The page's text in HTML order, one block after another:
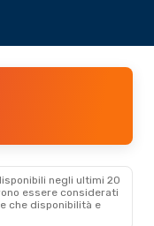
negli ultimi 20
essere considerati
che disponibilità e